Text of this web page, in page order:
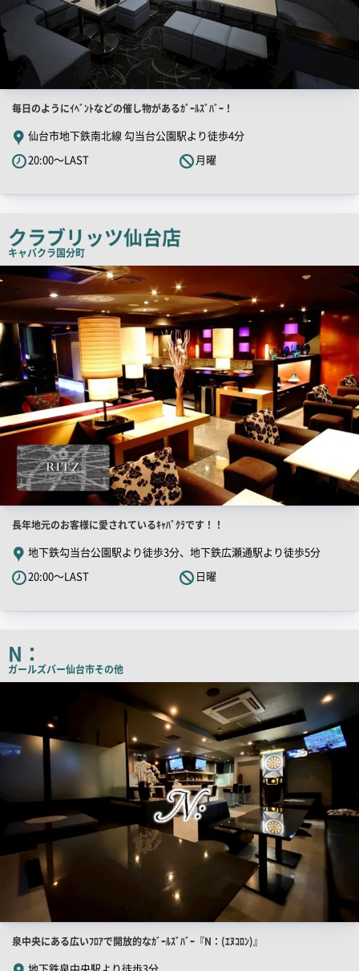
店
舗
PR
キ
コ
ピ
毎日のようにｲﾍﾞﾝﾄなどの催し物があるｶﾞｰﾙｽﾞﾊﾞｰ！
仙台市地下鉄南北線 勾当台公園駅より徒歩4分
20:00～LAST
月曜
クラブリッツ仙台店
キャバクラ国分町
舗
画
像
店
舗
PR
キ
コ
ピ
長年地元のお客様に愛されているｷｬﾊﾞｸﾗです！！
地下鉄勾当台公園駅より徒歩3分、地下鉄広瀬通駅より徒歩5分
20:00～LAST
日曜
N：
ガールズバー仙台市その他
店
店
舗
泉中央にある広いﾌﾛｱで開放的なｶﾞｰﾙｽﾞﾊﾞｰ『N：(ｴﾇｺﾛﾝ)』